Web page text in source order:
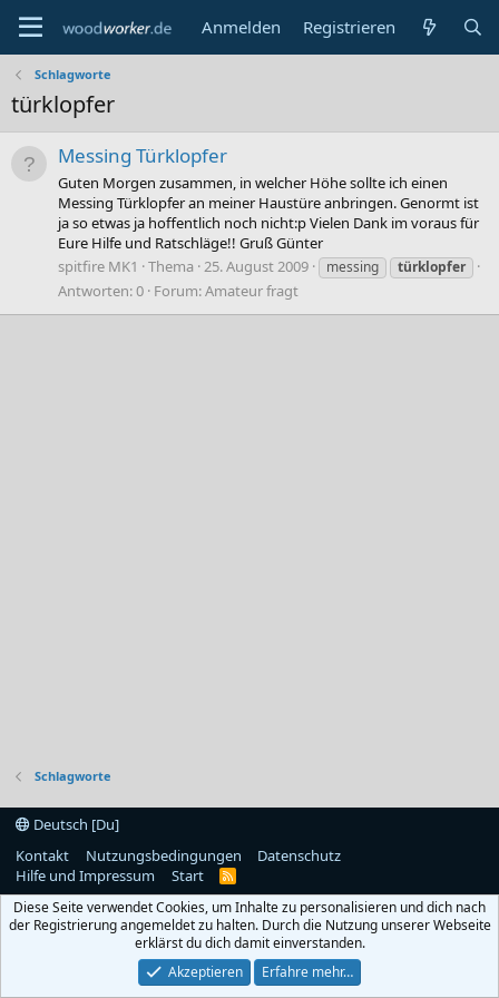
Anmelden Registrieren
Schlagworte
türklopfer
Messing Türklopfer
Guten Morgen zusammen, in welcher Höhe sollte ich einen
Messing Türklopfer an meiner Haustüre anbringen. Genormt ist
ja so etwas ja hoffentlich noch nicht:p Vielen Dank im voraus für
Eure Hilfe und Ratschläge!! Gruß Günter
spitfire MK1
Thema 25. August 2009 messing türklopfer
Antworten: 0 Forum:Amateur fragt
Schlagworte
Deutsch [Du]
Kontakt
Nutzungsbedingungen
Datenschutz
Hilfe und Impressum
Start
R
S
Diese Seite verwendet Cookies, um Inhalte zu personalisieren und dich nach
der Registrierung angemeldet zu halten. Durch die Nutzung unserer Webseite
erklärst du dich damit einverstanden.
Akzeptieren
Erfahre mehr…